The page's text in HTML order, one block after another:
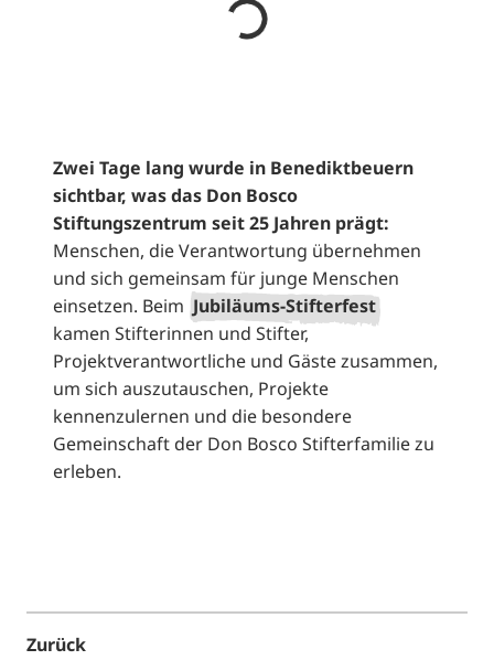
Zwei Tage lang wurde in Benediktbeuern
sichtbar, was das Don Bosco
Stiftungszentrum seit 25 Jahren prägt:
Menschen, die Verantwortung übernehmen
und sich gemeinsam für junge Menschen
einsetzen. Beim Jubiläums-Stifterfest
kamen Stifterinnen und Stifter,
Projektverantwortliche und Gäste zusammen,
um sich auszutauschen, Projekte
kennenzulernen und die besondere
Gemeinschaft der Don Bosco Stifterfamilie zu
erleben.
Zurück